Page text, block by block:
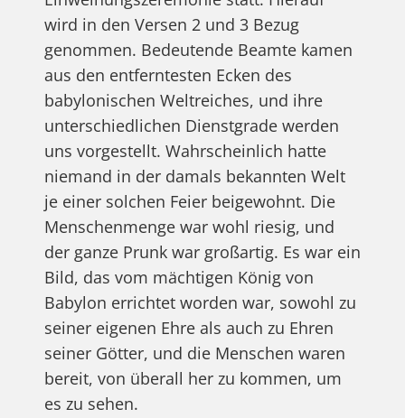
wird in den Versen 2 und 3 Bezug
genommen. Bedeutende Beamte kamen
aus den entferntesten Ecken des
babylonischen Weltreiches, und ihre
unterschiedlichen Dienstgrade werden
uns vorgestellt. Wahrscheinlich hatte
niemand in der damals bekannten Welt
je einer solchen Feier beigewohnt. Die
Menschenmenge war wohl riesig, und
der ganze Prunk war großartig. Es war ein
Bild, das vom mächtigen König von
Babylon errichtet worden war, sowohl zu
seiner eigenen Ehre als auch zu Ehren
seiner Götter, und die Menschen waren
bereit, von überall her zu kommen, um
es zu sehen.